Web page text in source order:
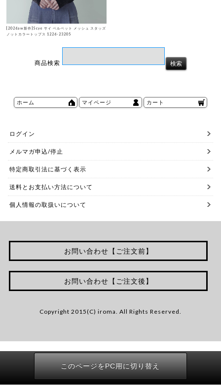
[2026aw新作]Scye サイ ベルベット メッシュ スタッズ
ノットカラートップス 1226-23205
商品検索
ホーム マイページ カート
ログイン
メルマガ申込/停止
特定商取引法に基づく表示
送料とお支払い方法について
個人情報の取扱いについて
お問い合わせ【ご注文前】
お問い合わせ【ご注文後】
Copyright 2015(C) iroma. All Rights Reserved.
このページをPC用に切り替え